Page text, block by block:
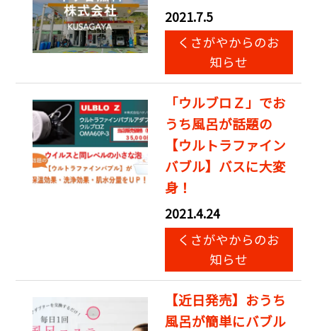
2021.7.5
くさがやからのお
知らせ
「ウルブロＺ」でお
うち風呂が話題の
【ウルトラファイン
バブル】バスに大変
身！
2021.4.24
くさがやからのお
知らせ
【近日発売】おうち
風呂が簡単にバブル